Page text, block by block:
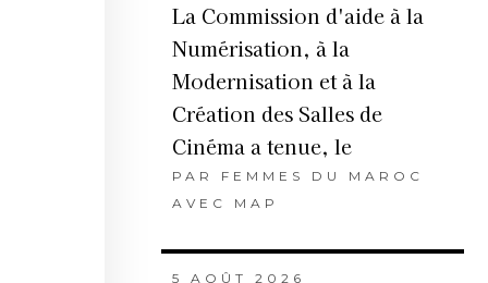
La Commission d'aide à la
Numérisation, à la
Modernisation et à la
Création des Salles de
Cinéma a tenue, le
PAR FEMMES DU MAROC
AVEC MAP
5 AOÛT 2026